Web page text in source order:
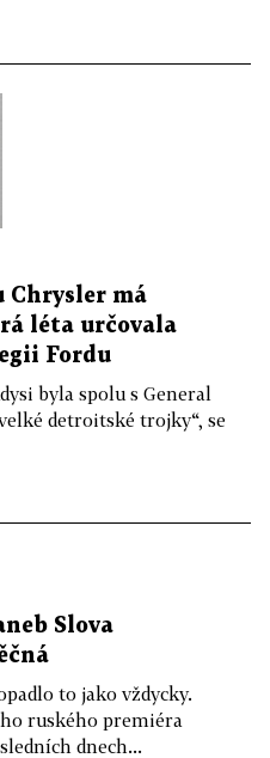
Chrysler má
léta určovala
Fordu
byla spolu s General
detroitské trojky“, se
Slova
to jako vždycky.
ruského premiéra
dnech...